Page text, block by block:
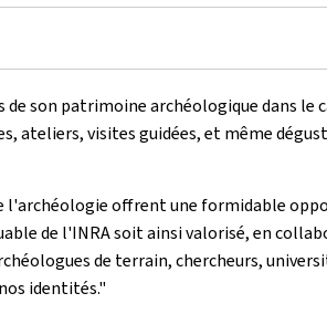
de son patrimoine archéologique dans
ateliers, visites guidées, et même
l'archéologie offrent une formidable
de l'INRA soit ainsi valorisé, en
de terrain, chercheurs,
identités."